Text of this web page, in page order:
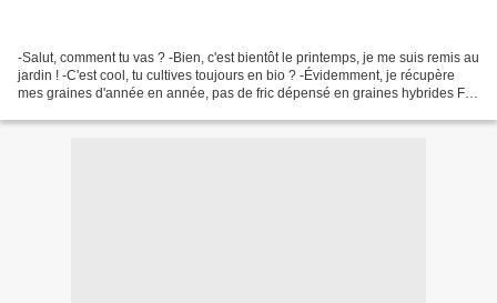
-Salut, comment tu vas ? -Bien, c'est bientôt le printemps, je me suis remis au
jardin ! -C'est cool, tu cultives toujours en bio ? -Évidemment, je récupère
mes graines d'année en année, pas de fric dépensé en graines hybrides F1